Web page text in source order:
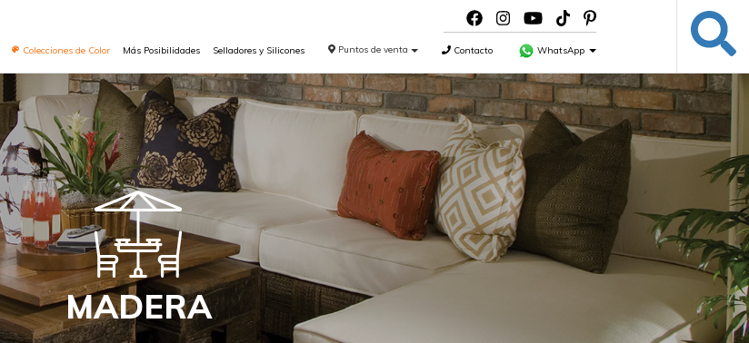
Colecciones de Color Más Posibilidades Selladores y Silicones Puntos de venta Contacto WhatsApp
MADERA